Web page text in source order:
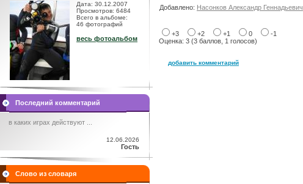
Дата: 30.12.2007
Просмотров: 6484
Всего в альбоме:
46 фотографий
весь фотоальбом
Последний комментарий
в каких играх действуют ...
12.06.2026
Гость
Слово из словаря
Добавлено: Насонков Александр Геннадьевич
+3 +2 +1 0
-1
Оценка: 3 (3 баллов, 1 голосов)
добавить комментарий